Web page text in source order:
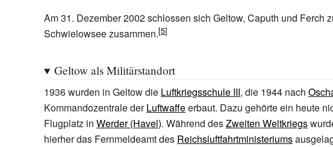
Am 31. Dezember 2002 schlossen sich Geltow, Caputh und Ferch
Schwielowsee zusammen.
Geltow als Militärstandort
1936 wurden in Geltow die Luftkriegsschule III, die 1944 nach
Kommandozentrale derLuftwaffeerbaut. Dazu gehörte ein heute
Flugplatz in Werder (Havel). Während desZweiten Weltkriegs
hierher das Fernmeldeamt des Reichsluftfahrtministeriums